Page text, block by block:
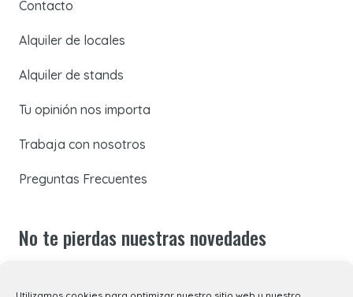
Contacto
Alquiler de locales
Alquiler de stands
Tu opinión nos importa
Trabaja con nosotros
Preguntas Frecuentes
No te pierdas nuestras novedades